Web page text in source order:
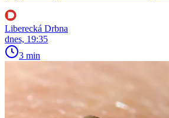
Liberecká Drbna
dnes, 19:35
3 min